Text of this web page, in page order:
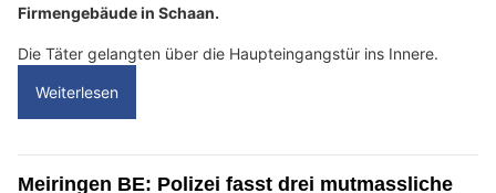
Firmengebäude in Schaan.
Die Täter gelangten über die Haupteingangstür ins Innere.
Weiterlesen
Meiringen BE: Polizei fasst drei mutmassliche